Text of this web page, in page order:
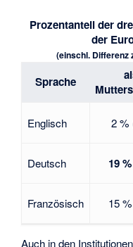
Prozentanteil der
der
(einschl. Differenz
Sprache
Englisch 2 %
Deutsch 19 %
Französisch 15
Auch in den